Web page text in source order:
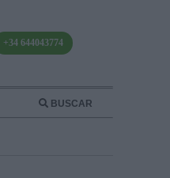
+34 644043774
BUSCAR